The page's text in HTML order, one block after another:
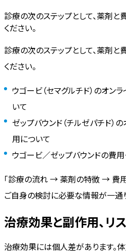
診療の次のステップとして、薬剤
ください。
診療の次のステップとして、薬剤
ください。
ウゴービ（セマグルチド）のオン
いて
ゼップバウンド（チルゼパチド）
用について
ウゴービ／ゼップバウンドの費用
「診療の流れ → 薬剤の特徴 → 費用
ご自身の検討に必要な情報が一通
治療効果と副作用、リ
治療効果には個人差があります。